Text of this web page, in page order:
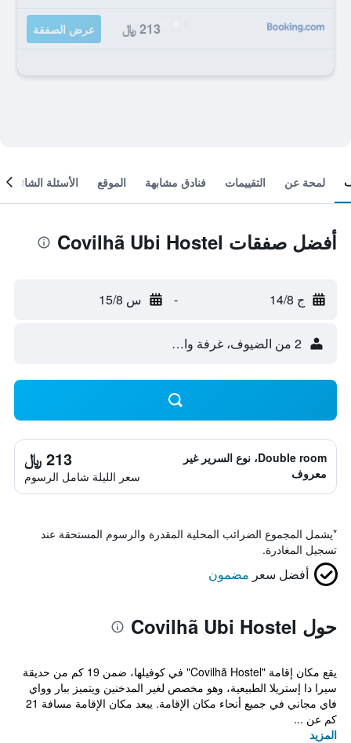
213 ﷼ عرض الصفقة
لمحة عن التقييمات فنادق مشابهة الموقع الأسئلة الشائعة
أفضل صفقات Covilhã Ubi Hostel
ج 14/8 - س 15/8
2 من الضيوف، غرفة واحدة
Double room، نوع السرير غير
معروف
213 ﷼
سعر الليلة شامل الرسوم
*يشمل المجموع الضرائب المحلية المقدرة والرسوم المستحقة عند
تسجيل المغادرة.
أفضل سعر مضمون
حول Covilhã Ubi Hostel
يقع مكان إقامة "Covilhã Hostel" في كوفيلها، ضمن 19 كم من حديقة
سيرا دا إستريلا الطبيعية، وهو مخصص لغير المدخنين ويتميز ببار وواي
فاي مجاني في جميع أنحاء مكان الإقامة. يبعد مكان الإقامة مسافة 21
كم عن ...
المزيد